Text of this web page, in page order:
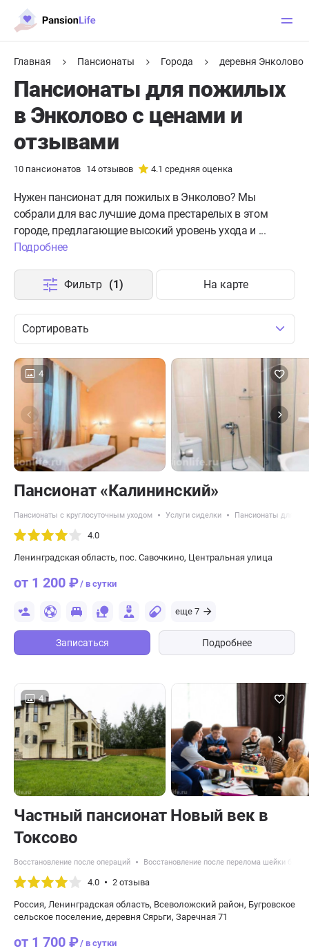
Главная Пансионаты Города деревня Энколово
Пансионаты для пожилых
в Энколово с ценами и
отзывами
10 пансионатов 14 отзывов 4.1 средняя оценка
Нужен пансионат для пожилых в Энколово? Мы
собрали для вас лучшие дома престарелых в этом
городе, предлагающие высокий уровень ухода и ...
Подробнее
Сортировать
Фильтр (1) На карте
4
Пансионат «Калининский»
Пансионаты с круглосуточным уходом Услуги сиделки Пансионаты для
4.0
Ленинградская область, пос. Савочкино, Центральная улица
от 1 200 ₽/ в сутки
еще 7
Записаться Подробнее
4
Частный пансионат Новый век в
Токсово
Восстановление после операций Восстановление после перелома шейки бедра
4.0 2 отзыва
Россия, Ленинградская область, Всеволожский район, Бугровское
сельское поселение, деревня Сярьги, Заречная 71
от 1 700 ₽/ в сутки